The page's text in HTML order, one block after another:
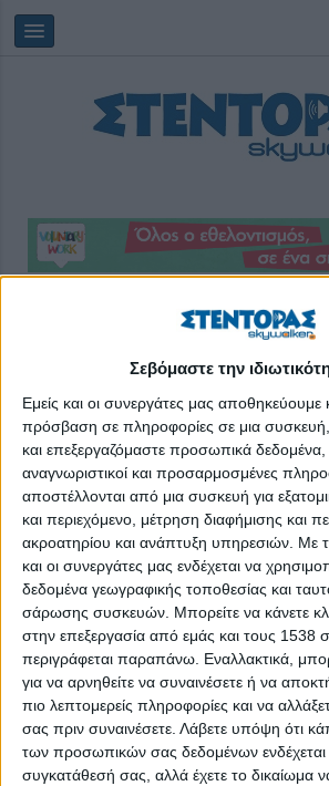
Σεβόμαστε την
Εμείς και οι συνεργάτες μας αποθηκεύουμε
πρόσβαση σε πληροφορίες σε μια
και επεξεργαζόμαστε προσωπικά
αναγνωριστικοί και προσαρμοσμένες
αποστέλλονται από μια συσκευή για
και περιεχόμενο, μέτρηση διαφήμισης και
ακροατηρίου και ανάπτυξη υπηρεσιών. Με
και οι συνεργάτες μας ενδέχεται να
δεδομένα γεωγραφικής τοποθεσίας και
σάρωσης συσκευών. Μπορείτε να κάνετε
στην επεξεργασία από εμάς και τους 1538
περιγράφεται παραπάνω. Εναλλακτικά,
για να αρνηθείτε να συναινέσετε ή να
πιο λεπτομερείς πληροφορίες και να
σας πριν συναινέσετε. Λάβετε υπόψη ότι
των προσωπικών σας δεδομένων ενδέχεται
συγκατάθεσή σας, αλλά έχετε το δικαίωμα
Πέμπτη, 06/08/2026
Διατροφική ασφάλεια, ύμνος
Κοινή (πόσο κοινή?) Γεωργική Πολιτική
Μάθημα "Ηθικής" στο Γυμνάσιο
Μικρά ενδιαφέροντα αγρονέα
Μικρά, μεγάλα και ενδιαφέροντα